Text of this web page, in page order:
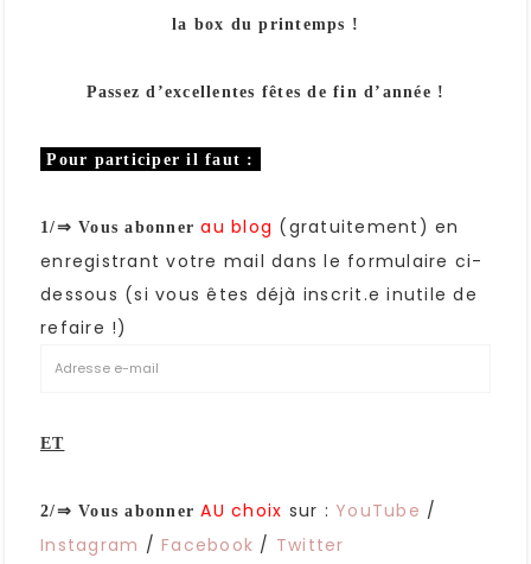
la box du printemps !
Passez d’excellentes fêtes de fin d’année !
Pour participer il faut :
1/⇒ Vous abonner au blog (gratuitement) en
enregistrant votre mail dans le formulaire ci-
dessous (si vous êtes déjà inscrit.e inutile de
refaire !)
ET
2/⇒ Vous abonner AU choix sur : YouTube /
Instagram / Facebook / Twitter